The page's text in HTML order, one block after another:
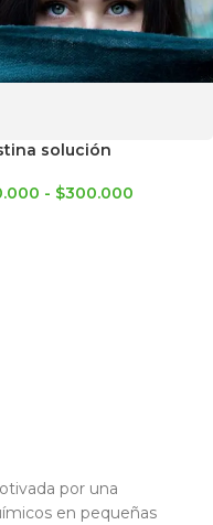
solución
- $300.000
por una
en pequeñas